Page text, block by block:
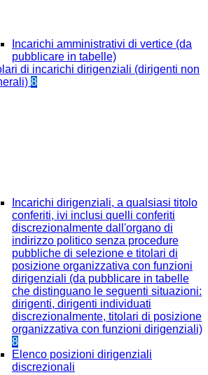
Incarichi amministrativi di vertice (da
pubblicare in tabelle)
di incarichi dirigenziali (dirigenti non
8
Incarichi dirigenziali, a qualsiasi titolo
conferiti, ivi inclusi quelli conferiti
discrezionalmente dall'organo di
indirizzo politico senza procedure
pubbliche di selezione e titolari di
posizione organizzativa con funzioni
dirigenziali (da pubblicare in tabelle
che distinguano le seguenti situazioni:
dirigenti, dirigenti individuati
discrezionalmente, titolari di posizione
organizzativa con funzioni dirigenziali)
8
Elenco posizioni dirigenziali
discrezionali